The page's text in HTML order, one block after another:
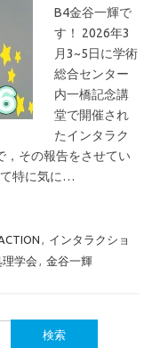
B4金谷一輝で
す！ 2026年3
月3~5日に学術
総合センター
内一橋記念講
堂で開催され
たインタラク
，その報告をさせてい
て特に気に…
, インタラクショ
学会 , 金谷一輝